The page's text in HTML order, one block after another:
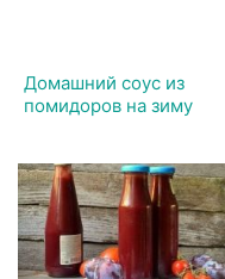
Домашний соус из
помидоров на зиму